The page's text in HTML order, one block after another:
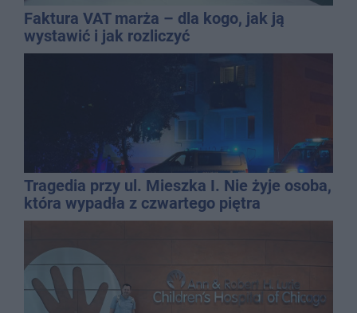
Faktura VAT marża – dla kogo, jak ją
wystawić i jak rozliczyć
Tragedia przy ul. Mieszka I. Nie żyje osoba,
która wypadła z czwartego piętra